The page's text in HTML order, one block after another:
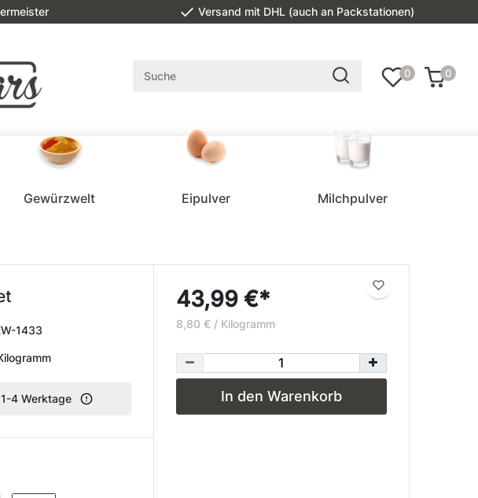
Versand mit DHL (auch an Packstationen)
0 0
Gewürzwelt Eipulver Milchpulver
1433
1-4 Werktage
43,99 €*
8,80 € / Kilogramm
In den Warenkorb